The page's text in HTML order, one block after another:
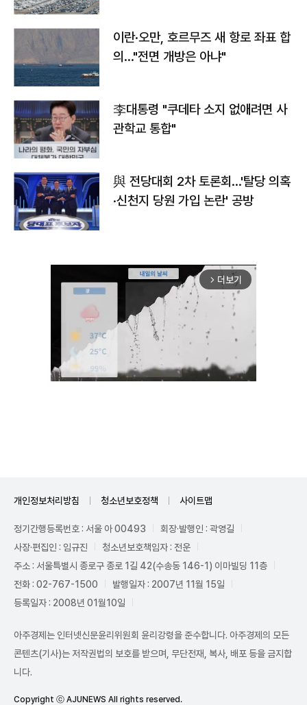
이란·오만, 호르무즈 새 항로 좌표 합
의…"전면 개방은 아냐"
李대통령 "쿠데타 소지 없애려면 사
관학교 통합"
與 전당대회 2차 토론회…'탈당 의혹
·신천지 당원 가입 논란' 공방
arrow_forward_ios 더보기
개인정보처리방침 청소년보호정책 사이트맵
정기간행등록번호 : 서울 아 00493
회장·발행인 : 곽영길
사장·편집인 : 임규진
청소년보호책임자 : 전운
주소 : 서울특별시 종로구 종로 1길 42(수송동 146-1) 이마빌딩 11층
전화 : 02-767-1500
발행일자 : 2007년 11월 15일
등록일자 : 2008년 01월10일
아주경제는 인터넷신문윤리위원회 윤리강령을 준수합니다. 아주경제의 모든
콘텐츠(기사)는 저작권법의 보호를 받으며, 무단전재, 복사, 배포 등을 금지합
니다.
Copyright ⓒ AJUNEWS All rights reserved.